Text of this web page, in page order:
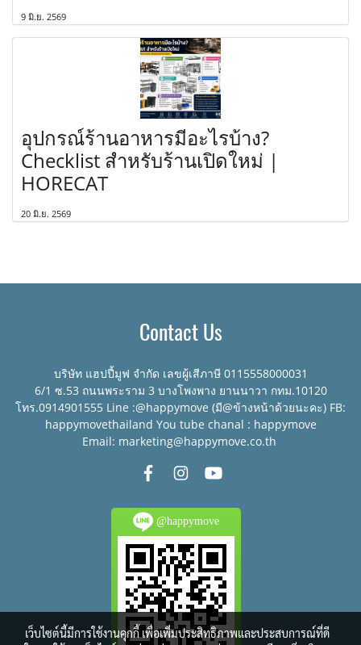
9 มิ.ย. 2569
อุปกรณ์ร้านอาหารมีอะไรบ้าง?
Checklist สำหรับร้านเปิดใหม่ |
HORECAT
20 มิ.ย. 2569
Contact Us
บริษัท แฮปปี้มูฟ จำกัด เลขผู้เสีภาษี 0115558000031
6/1 ซ.53 ถนนพระราม 3 บางโพงพาง ยานนาวา กทม.10120
โทร.0914901555 Line :@happymove (มี@ข้างหน้าด้วยนะคะ) FB:
happymovethailand You tube chanal : happymove
Email: marketing@happymove.co.th
@happymove
เว็บไซต์นี้มีการใช้งานคุกกี้ เพื่อเพิ่มประสิทธิภาพและประสบการณ์ที่ดี